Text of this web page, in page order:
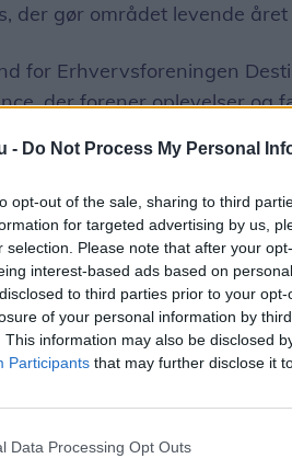
- Do Not Process My Personal
opt-out of the sale, sharing to third
for targeted advertising by us,
selection. Please note that after your
interest-based ads based on
to third parties prior to your
of your personal information by
This information may also be disclosed
Participants that may further disclose it
Data Processing Opt Outs
der gør området levende
for Erhvervsforeningen
der forener oplevelser og
lokale vil støtte op om Den
aktivitet, der samtidig gør
oplagt gaveidé til påsken, der
udtaler hun.
på livemusik med Danni
Håndlavet & Håndplukket,
specialiteter.
hos: Ny Form og Eau De
Frøkner & Fruer i Blokhus